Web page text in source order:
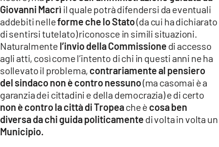
Giovanni Macrì il quale potrà difendersi da eventuali
addebiti nelleforme che lo Stato(da cui ha dichiarato
di sentirsi tutelato) riconosce in simili situazioni.
Naturalmente l’invio della Commissione di accesso
agli atti, così come l’intento di chi in questi anni ne ha
sollevato il problema, contrariamente al pensiero
del sindaco non è contro nessuno(ma casomai è a
garanzia dei cittadini e della democrazia) e di certo
non è contro la città di Tropeache è cosa ben
diversa da chi guida politicamente di volta in volta un
Municipio.